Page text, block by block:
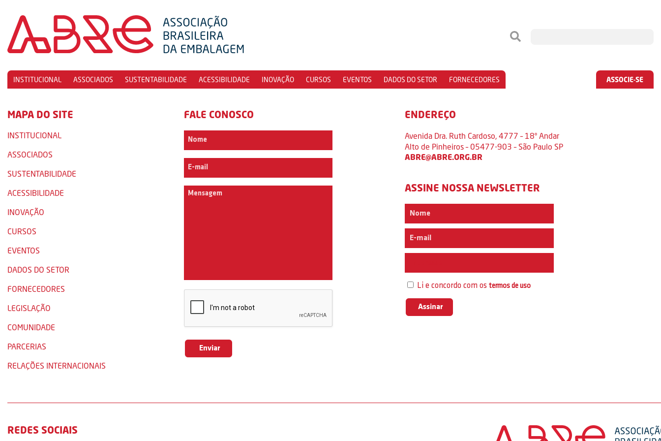
INSTITUCIONAL ASSOCIADOS SUSTENTABILIDADE ACESSIBILIDADE INOVAÇÃO CURSOS EVENTOS DADOS DO SETOR FORNECEDORES ASSOCIE-SE
MAPA DO SITE
INSTITUCIONAL
ASSOCIADOS
SUSTENTABILIDADE
ACESSIBILIDADE
INOVAÇÃO
CURSOS
EVENTOS
DADOS DO SETOR
FORNECEDORES
LEGISLAÇÃO
COMUNIDADE
PARCERIAS
RELAÇÕES INTERNACIONAIS
FALE CONOSCO ENDEREÇO
Avenida Dra. Ruth Cardoso, 4777 – 18º Andar
Alto de Pinheiros – 05477-903 – São Paulo SP
ABRE@ABRE.ORG.BR
ASSINE NOSSA NEWSLETTER
Li e concordo com ostermos de uso
REDES SOCIAIS